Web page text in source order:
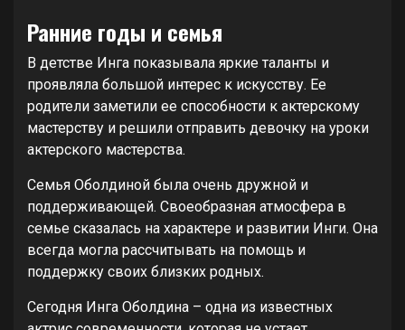
Ранние годы и семья
В детстве Инга показывала яркие таланты и
проявляла большой интерес к искусству. Ее
родители заметили ее способности к актерскому
мастерству и решили отправить девочку на уроки
актерского мастерства.
Семья Оболдиной была очень дружной и
поддерживающей. Своеобразная атмосфера в
семье сказалась на характере и развитии Инги. Она
всегда могла рассчитывать на помощь и
поддержку своих близких родных.
Сегодня Инга Оболдина – одна из известных